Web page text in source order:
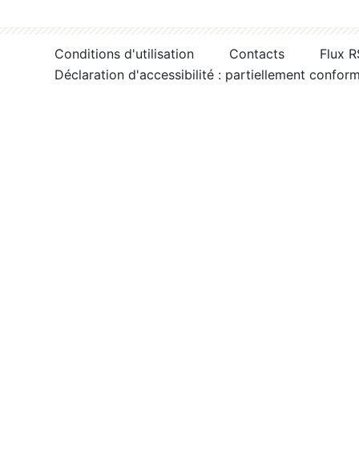
Conditions d'utilisation Contacts
Flux
Déclaration d'accessibilité : partiellement